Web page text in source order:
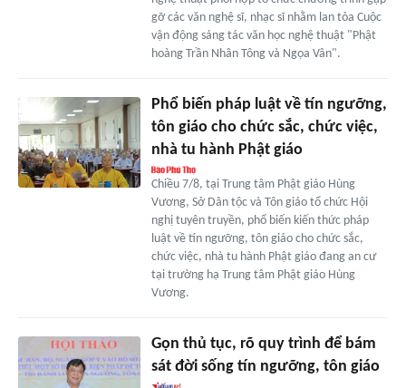
gỡ các văn nghệ sĩ, nhạc sĩ nhằm lan tỏa Cuộc
vận động sáng tác văn học nghệ thuật "Phật
hoàng Trần Nhân Tông và Ngọa Vân".
Phổ biến pháp luật về tín ngưỡng,
tôn giáo cho chức sắc, chức việc,
nhà tu hành Phật giáo
Chiều 7/8, tại Trung tâm Phật giáo Hùng
Vương, Sở Dân tộc và Tôn giáo tổ chức Hội
nghị tuyên truyền, phổ biến kiến thức pháp
luật về tín ngưỡng, tôn giáo cho chức sắc,
chức việc, nhà tu hành Phật giáo đang an cư
tại trường hạ Trung tâm Phật giáo Hùng
Vương.
Gọn thủ tục, rõ quy trình để bám
sát đời sống tín ngưỡng, tôn giáo